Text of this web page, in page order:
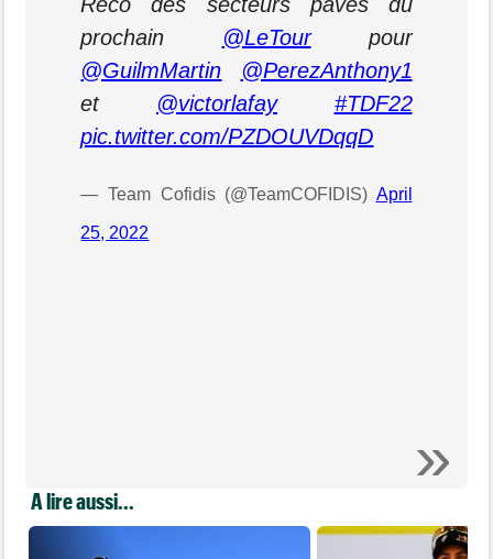
prochain
@LeTourpour
@GuilmMartin
@PerezAnthony1
et @victorlafay
#TDF22
pic.twitter.com/PZDOUVDqqD
— Team Cofidis (@TeamCOFIDIS) April
25, 2022
A lire aussi...